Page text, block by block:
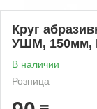
Круг
УШМ, 150мм,
В наличии
Розница